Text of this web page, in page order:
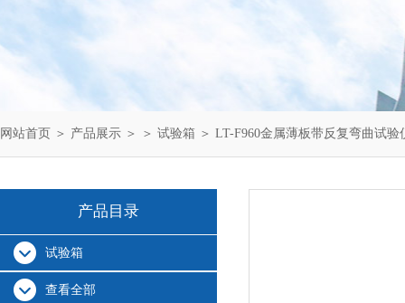
网站首页 ＞ 产品展示 ＞ ＞ 试验箱 ＞ LT-F960金属薄板带反复弯曲试验
产品目录
试验箱
查看全部